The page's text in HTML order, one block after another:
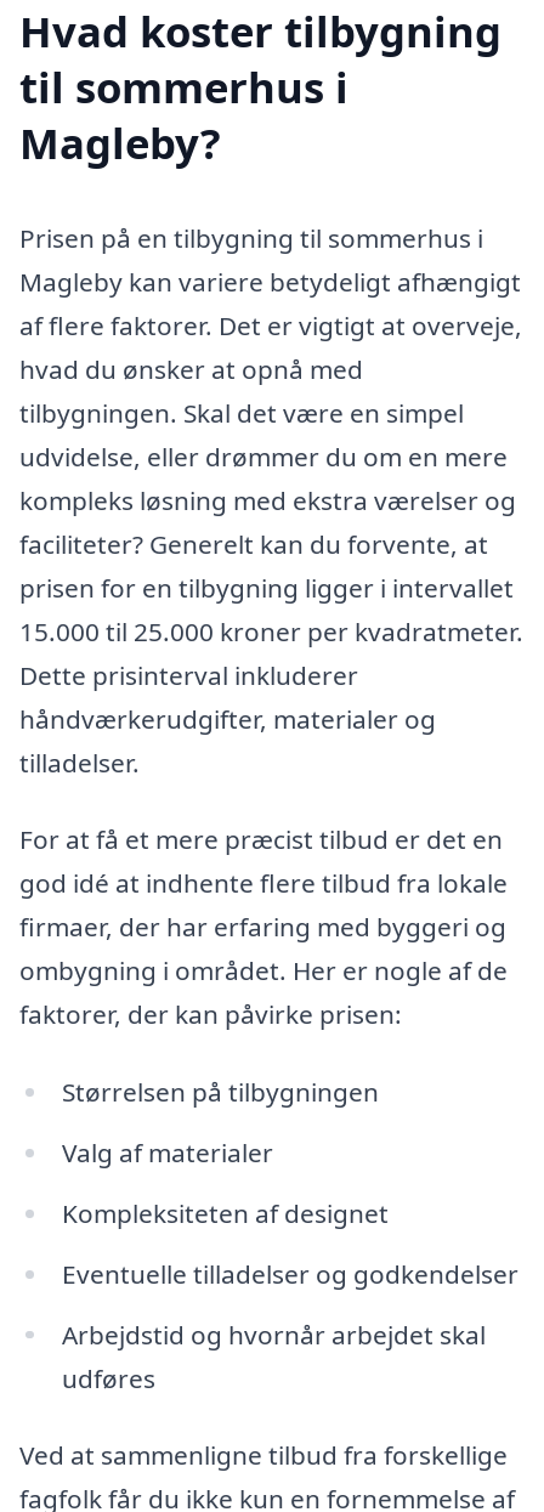
Hvad koster tilbygning
til sommerhus i
Magleby?
Prisen på en tilbygning til sommerhus i
Magleby kan variere betydeligt afhængigt
af flere faktorer. Det er vigtigt at overveje,
hvad du ønsker at opnå med
tilbygningen. Skal det være en simpel
udvidelse, eller drømmer du om en mere
kompleks løsning med ekstra værelser og
faciliteter? Generelt kan du forvente, at
prisen for en tilbygning ligger i intervallet
15.000 til 25.000 kroner per kvadratmeter.
Dette prisinterval inkluderer
håndværkerudgifter, materialer og
tilladelser.
For at få et mere præcist tilbud er det en
god idé at indhente flere tilbud fra lokale
firmaer, der har erfaring med byggeri og
ombygning i området. Her er nogle af de
faktorer, der kan påvirke prisen:
Størrelsen på tilbygningen
Valg af materialer
Kompleksiteten af designet
Eventuelle tilladelser og godkendelser
Arbejdstid og hvornår arbejdet skal
udføres
Ved at sammenligne tilbud fra forskellige
fagfolk får du ikke kun en fornemmelse af